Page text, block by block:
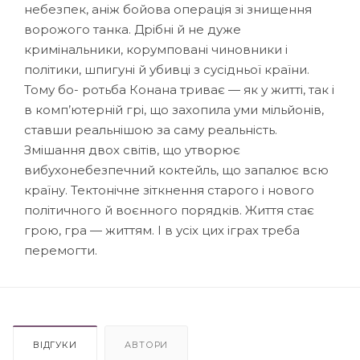
небезпек, аніж бойова операція зі знищення
ворожого танка. Дрібні й не дуже
кримінальники, корумповані чиновники і
політики, шпигуні й убивці з сусідньої країни.
Тому бо- ротьба Конана триває — як у житті, так і
в комп’ютерній грі, що захопила уми мільйонів,
ставши реальнішою за саму реальність.
Змішання двох світів, що утворює
вибухонебезпечний коктейль, що запалює всю
країну. Тектонічне зіткнення старого і нового
політичного й воєнного порядків. Життя стає
грою, гра — життям. І в усіх цих іграх треба
перемогти.
ВІДГУКИ АВТОРИ